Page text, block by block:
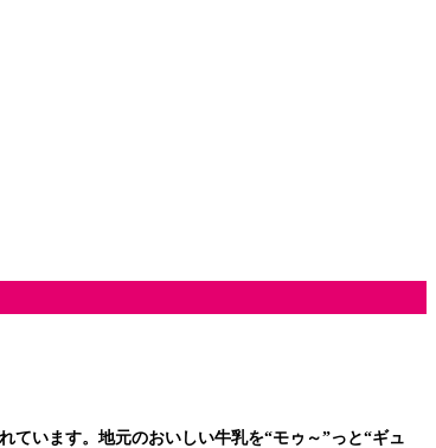
ています。地元のおいしい牛乳を“モゥ～”っと“ギュ